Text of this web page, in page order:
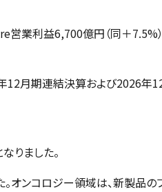
営業利益6,700億円（同＋7.5%
12月期連結決算および2026年
なりました。
オンコロジー領域は、新製品の